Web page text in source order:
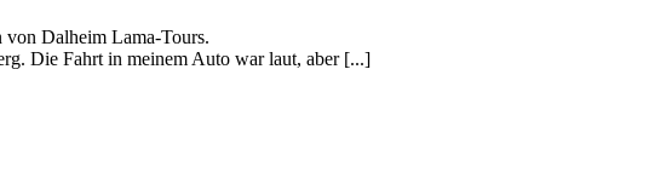
von Dalheim Lama-Tours.
Die Fahrt in meinem Auto war laut, aber [...]